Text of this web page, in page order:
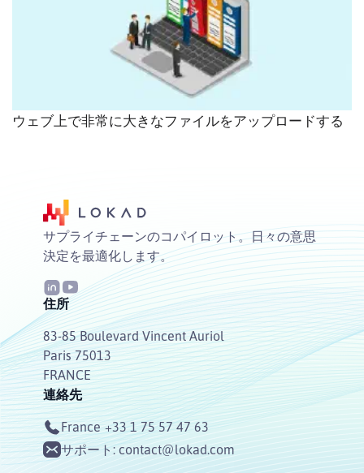
ウェブ上で非常に大きなファイルをアップロードする
サプライチェーンのコパイロット。日々の意思
決定を最適化します。
住所
83-85 Boulevard Vincent Auriol
Paris 75013
FRANCE
連絡先
France +33 1 75 57 47 63
サポート:contact@lokad.com